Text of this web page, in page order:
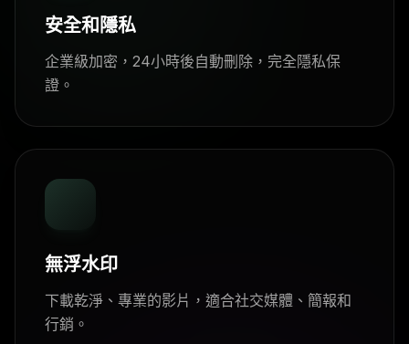
安全和隱私
企業級加密，24小時後自動刪除，完全隱私保
證。
無浮水印
下載乾淨、專業的影片，適合社交媒體、簡報和
行銷。